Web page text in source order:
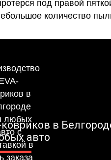
под правой
количество
в
авто